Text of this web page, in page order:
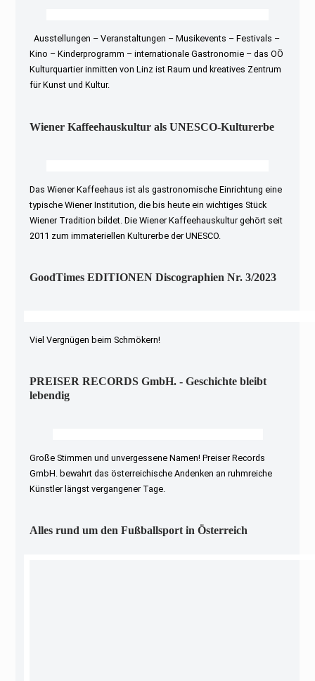
Ausstellungen – Veranstaltungen – Musikevents – Festivals –
Kino – Kinderprogramm – internationale Gastronomie – das OÖ
Kulturquartier inmitten von Linz ist Raum und kreatives Zentrum
für Kunst und Kultur.
Wiener Kaffeehauskultur als UNESCO-Kulturerbe
Das Wiener Kaffeehaus ist als gastronomische Einrichtung eine
typische Wiener Institution, die bis heute ein wichtiges Stück
Wiener Tradition bildet. Die Wiener Kaffeehauskultur gehört seit
2011 zum immateriellen Kulturerbe der UNESCO.
GoodTimes EDITIONEN Discographien Nr. 3/2023
Viel Vergnügen beim Schmökern!
PREISER RECORDS GmbH. - Geschichte bleibt
lebendig
Große Stimmen und unvergessene Namen! Preiser Records
GmbH. bewahrt das österreichische Andenken an ruhmreiche
Künstler längst vergangener Tage.
Alles rund um den Fußballsport in Österreich